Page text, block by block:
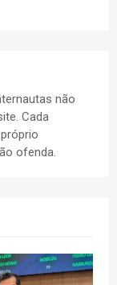
não
Cada
ofenda.